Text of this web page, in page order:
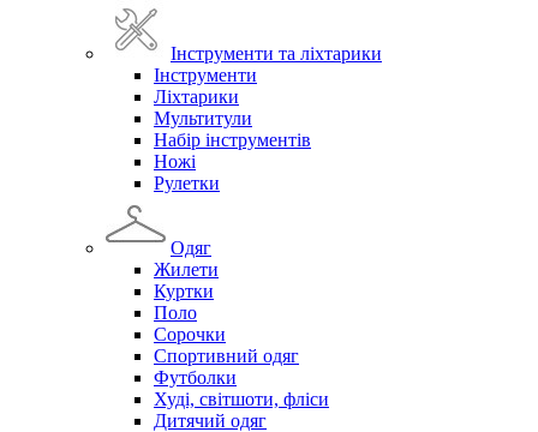
Інструменти та ліхтарики
Інструменти
Ліхтарики
Мультитули
Набір інструментів
Ножі
Рулетки
Одяг
Жилети
Куртки
Поло
Сорочки
Спортивний одяг
Футболки
Худі, світшоти, фліси
Дитячий одяг